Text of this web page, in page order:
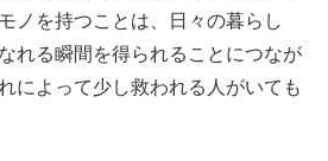
ノを持つことは、日々の暮らし
れる瞬間を得られることにつなが
によって少し救われる人がいても